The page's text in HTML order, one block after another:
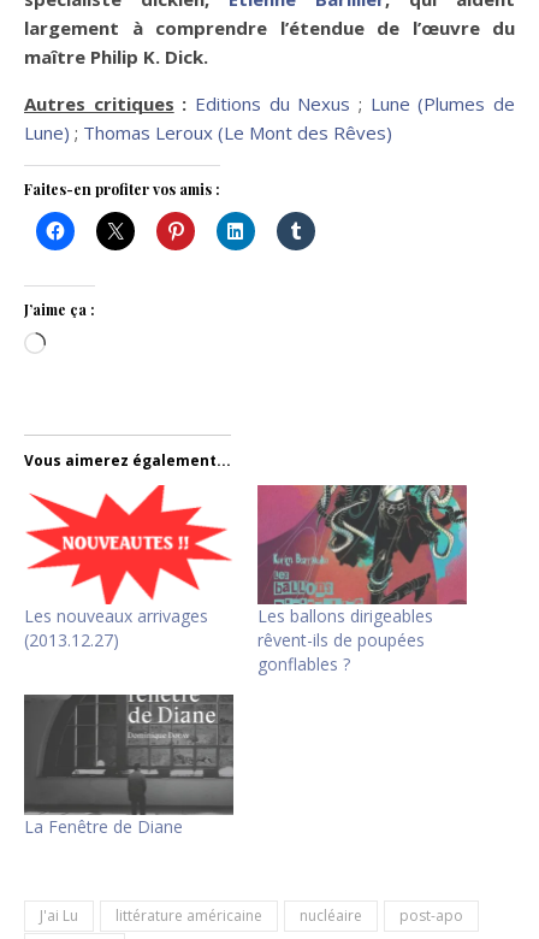
largement à comprendre l’étendue de l’œuvre du
maître Philip K. Dick.
Autres critiques : Editions du Nexus ; Lune (Plumes de
Lune) ; Thomas Leroux (Le Mont des Rêves)
Faites-en profiter vos amis :
J’aime ça :
Chargement…
Vous aimerez également...
Les nouveaux arrivages
(2013.12.27)
Les ballons dirigeables
rêvent-ils de poupées
gonflables ?
La Fenêtre de Diane
J'ai Lu littérature américaine nucléaire
post-apo